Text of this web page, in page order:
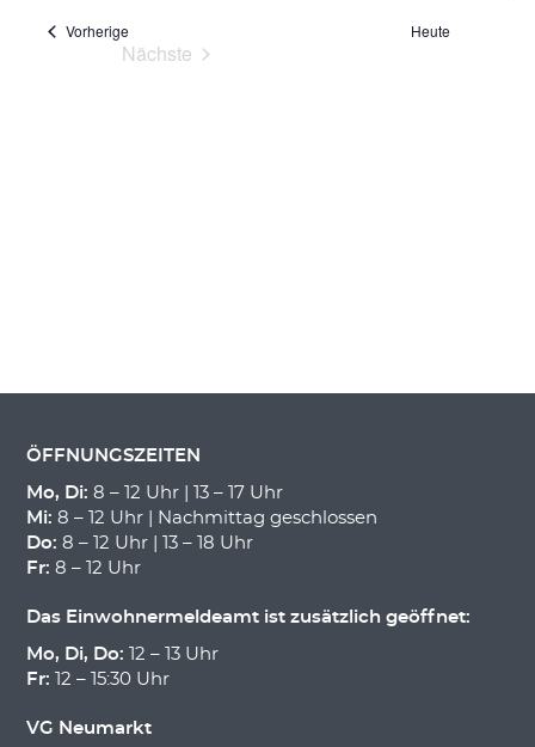
VorherigeVeranstaltungen Heute
Nächste
ÖFFNUNGSZEITEN
Mo, Di: 8 – 12 Uhr | 13 – 17 Uhr
Mi: 8 – 12 Uhr | Nachmittag geschlossen
Do: 8 – 12 Uhr | 13 – 18 Uhr
Fr: 8 – 12 Uhr
Das Einwohnermeldeamt ist zusätzlich geöffnet:
Mo, Di, Do: 12 – 13 Uhr
Fr: 12 – 15:30 Uhr
VG Neumarkt